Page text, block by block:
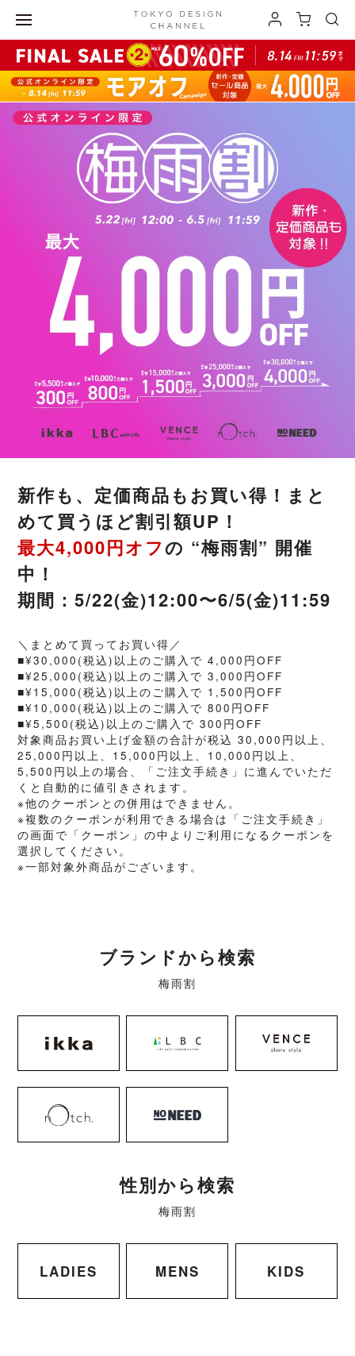
新作も、定価商品もお買い得！まと
めて買うほど割引額UP！
最大4,000円オフの “梅雨割” 開催
中！
期間：5/22(金)12:00〜6/5(金)11:59
＼まとめて買ってお買い得／
■¥30,000(税込)以上のご購入で 4,000円OFF
■¥25,000(税込)以上のご購入で 3,000円OFF
■¥15,000(税込)以上のご購入で 1,500円OFF
■¥10,000(税込)以上のご購入で 800円OFF
■¥5,500(税込)以上のご購入で 300円OFF
対象商品お買い上げ金額の合計が税込 30,000円以上、
25,000円以上、15,000円以上、10,000円以上、
5,500円以上の場合、「ご注文手続き」に進んでいただ
くと自動的に値引きされます。
※他のクーポンとの併用はできません。
※複数のクーポンが利用できる場合は「ご注文手続き」
の画面で「クーポン」の中よりご利用になるクーポンを
選択してください。
※一部対象外商品がございます。
ブランドから検索
梅雨割
性別から検索
梅雨割
LADIES MENS KIDS